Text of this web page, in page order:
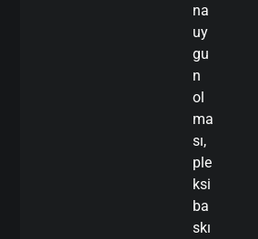
na
uy
gu
n
ol
ma
sı,
ple
ksi
ba
skı